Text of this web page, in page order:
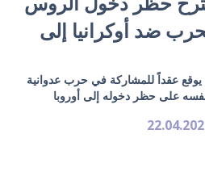
ضد أوكرانيا إلى
يوقع عقداً للمشاركة في حرب عدوانية
على حظر دخوله إلى أوروبا